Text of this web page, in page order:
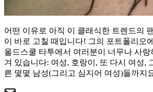
어떤 이유로 아직 이 클래식한 트렌드의
이 바로 고칠 때입니다! 그의 포트폴리오
올드스쿨 타투에서 여러분이 너무나 사
겨 있습니다: 여성, 호랑이, 또 다시 여성,
른 몇몇 남성(그리고 심지어 여성)들까지